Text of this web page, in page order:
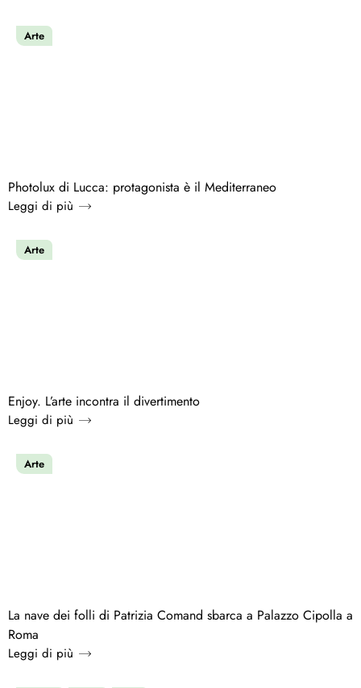
Arte
Photolux di Lucca: protagonista è il Mediterraneo
Leggi di più
Arte
Enjoy. L’arte incontra il divertimento
Leggi di più
Arte
La nave dei folli di Patrizia Comand sbarca a Palazzo Cipolla a
Roma
Leggi di più